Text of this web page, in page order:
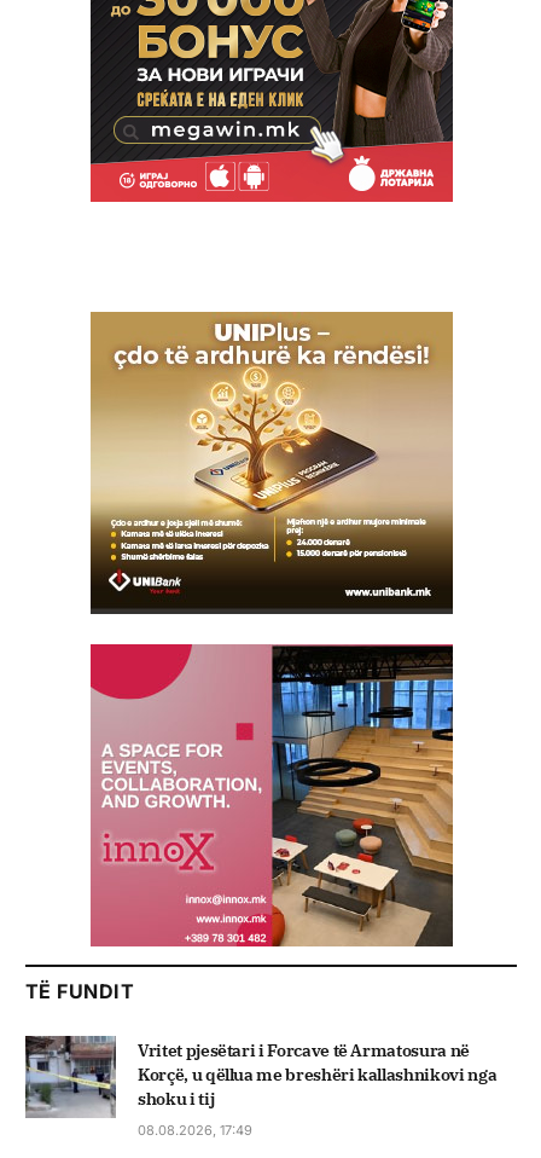
TË FUNDIT
Vritet pjesëtari i Forcave të Armatosura në
Korçë, u qëllua me breshëri kallashnikovi nga
shoku i tij
08.08.2026, 17:49